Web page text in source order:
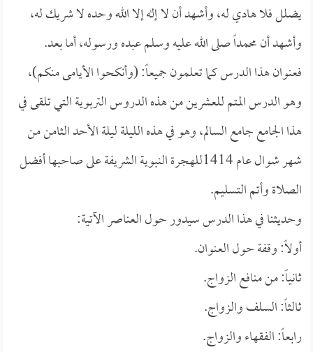
يضلل فلا هادي له، وأشهد أن لا إله إلا الله وحده لا شريك له،
وأشهد أن محمداً صلى الله عليه وسلم عبده ورسوله، أما بعد.
فعنوان هذا الدرس كما تعلمون جميعاً: (وأنكحوا الأيامى منكم)،
وهو الدرس المتم للعشرين من هذه الدروس التربوية التي تلقى في
هذا الجامع جامع السالم، وهو في هذه الليلة ليلة الأحد الثامن من
شهر شوال عام 1414للهجرة النبوية الشريفة على صاحبها أفضل
الصلاة وأتم التسليم.
وحديثنا في هذا الدرس سيدور حول العناصر الآتية:
أولاً: وقفة حول العنوان.
ثانياً: من منافع الزواج.
ثالثاً: السلف والزواج.
رابعاً: الفقهاء والزواج.